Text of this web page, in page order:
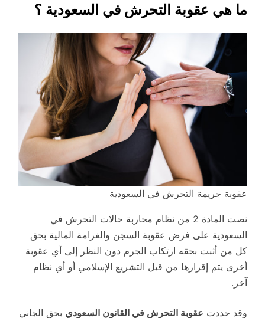
ما هي عقوبة التحرش في السعودية ؟
عقوبة جريمة التحرش في السعودية
نصت المادة 2 من نظام محاربة حالات التحرش في
السعودية على فرض عقوبة السجن والغرامة المالية بحق
كل من أثبت بحقه ارتكاب الجرم دون النظر إلى أي عقوبة
أخرى يتم إقرارها من قبل التشريع الإسلامي أو أي نظام
آخر.
وقد حددت عقوبة التحرش في القانون السعودي بحق الجاني